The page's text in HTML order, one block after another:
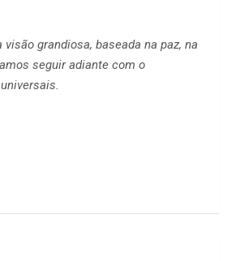
grandiosa, baseada na paz, na
seguir adiante com o